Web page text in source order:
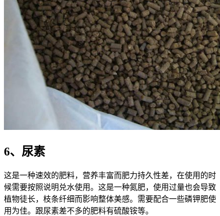
6、尿素
这是一种速效的肥料，营养丰富而肥力持久性差，在使用的时
候需要按照说明兑水使用。这是一种氮肥，使用过量也会导致
植物徒长，枝条纤细而影响整体美感。需要配合一些磷钾肥使
用为佳。跟尿素差不多的肥料有硫酸铵等。